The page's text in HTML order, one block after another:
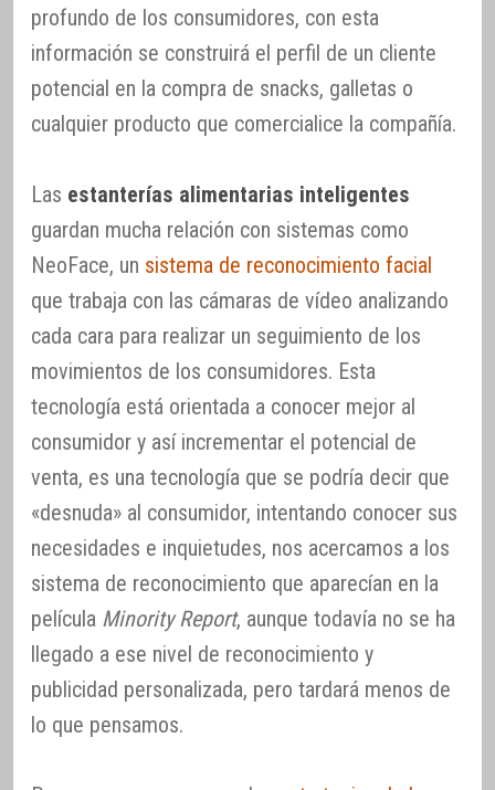
profundo de los consumidores, con esta
información se construirá el perfil de un cliente
potencial en la compra de snacks, galletas o
cualquier producto que comercialice la compañía.
Las estanterías alimentarias inteligentes
guardan mucha relación con sistemas como
NeoFace, un sistema de reconocimiento facial
que trabaja con las cámaras de vídeo analizando
cada cara para realizar un seguimiento de los
movimientos de los consumidores. Esta
tecnología está orientada a conocer mejor al
consumidor y así incrementar el potencial de
venta, es una tecnología que se podría decir que
«desnuda» al consumidor, intentando conocer sus
necesidades e inquietudes, nos acercamos a los
sistema de reconocimiento que aparecían en la
película Minority Report, aunque todavía no se ha
llegado a ese nivel de reconocimiento y
publicidad personalizada, pero tardará menos de
lo que pensamos.